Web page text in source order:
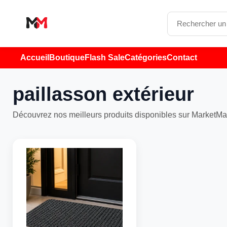
Accueil BoutiqueFlash SaleCatégoriesContact
paillasson extérieur
Découvrez nos meilleurs produits disponibles sur